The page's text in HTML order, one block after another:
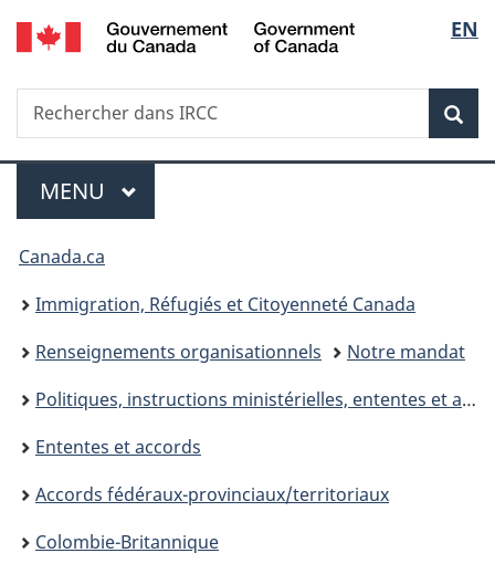
Passer
au
Passer
à
du
Passer
à
simplifiée
de
la
EN
Recherche
Rechercher
dans
Menu
MENU PRINCIPAL
Vous
êtes
ici :
Canada.ca
Immigration, Réfugiés et Citoyenneté Canada
Renseignements organisationnels
Notre mandat
Politiques, instructions ministérielles, ententes et accords
Ententes et accords
Accords fédéraux-provinciaux/territoriaux
Colombie-Britannique